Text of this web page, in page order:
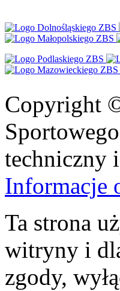
Copyright
techniczny
Informacje
Ta strona
witryny i
zgody,